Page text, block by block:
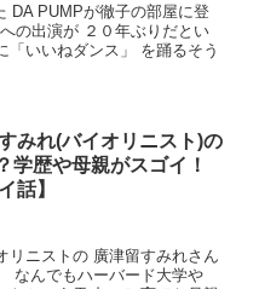
DA PUMPが徹子の部屋に登
の出演が ２０年ぶりだとい
「いいねダンス」 を踊るそう
みれ(バイオリニスト)の
学歴や母親がスゴイ！
話】
リニストの 廣津留すみれさん
なんでもハーバード大学や